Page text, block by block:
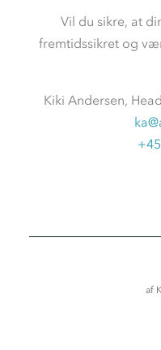
Vil du sikre, at
fremtidssikret og
Kiki Andersen,
af